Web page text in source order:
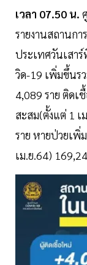
เวลา 07.50 น.
รายงานสถานก
ประเทศวันเสา
วิด-19 เพิ่มขึ้นร
4,089 ราย ติดเ
สะสม(ตั้งแต่ 1 เ
ราย หายป่วยเพิ่
เม.ย.64)